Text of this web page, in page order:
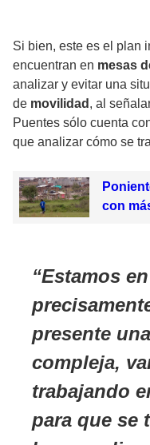
Si bien, este es el plan
encuentran en mesas
analizar y evitar una
de movilidad , al
Puentes sólo cuenta
que analizar cómo se
con
Estamos
presente
compleja,
trabajando
para que se